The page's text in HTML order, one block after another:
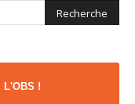
L'OBS !